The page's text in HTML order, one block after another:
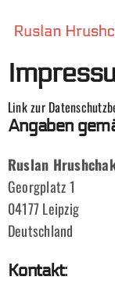
Link zur
Angaben
Ruslan
Georgplatz 1
04177 Leipzig
Deutschland
Kontakt: